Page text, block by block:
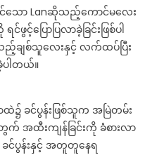
နှ
င့်
လက်ထ
အ
ကြာ
င်သော Lanဆိုသည့်ကောင်မလေး
ပြောပြလာခဲ့ခြင်းဖြစ်ပါ
ချစ်သူလေးနှင့် လက်ထပ်ပြီး
ါတယ်။
ထဲ၌ ခင်ပွန်းဖြစ်သူက အမြဲတမ်း
အထီးကျန်ခြင်းကို ခံစားလာ
ပွန်းနှင့် အတူတူနေရ